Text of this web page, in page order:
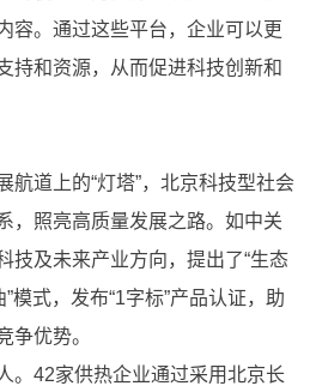
容。通过这些平台，企业可以更
持和资源，从而促进科技创新和
道上的“灯塔”，北京科技型社会
，照亮高质量发展之路。如中关
技及未来产业方向，提出了“生态
模式，发布“1字标”产品认证，助
争优势。
42家供热企业通过采用北京长